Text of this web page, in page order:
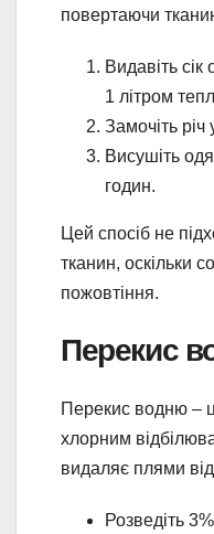
повертаючи
Видавіть
1 літром
Замочіть річ
Висушіть
годин.
Цей спосіб не
тканин, оскільки
пожовтіння.
Перекис
Перекис водню –
хлорним
видаляє плями
Розведіть